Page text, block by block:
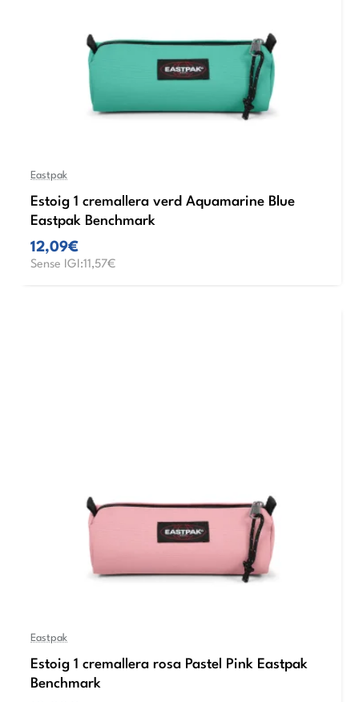
Eastpak
Estoig 1 cremallera verd Aquamarine Blue
Eastpak Benchmark
12,09€
Sense IGI:11,57€
Eastpak
Estoig 1 cremallera rosa Pastel Pink Eastpak
Benchmark